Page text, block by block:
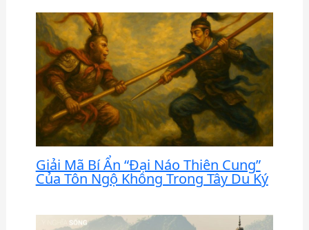
Giải Mã Bí Ẩn “Đại Náo Thiên Cung”
Của Tôn Ngộ Không Trong Tây Du Ký